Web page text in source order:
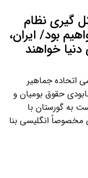
گیری نظام
بود/ ایران،
خواهند
اتحاده جماهیر
حقوق بومیان و
به گورستان با
انگلیسی بنا